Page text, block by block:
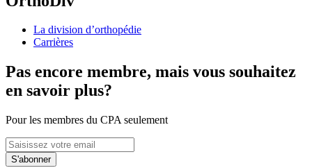
La division d’orthopédie
Carrières
Pas encore membre, mais vous souhaitez
en savoir plus?
Pour les membres du CPA seulement